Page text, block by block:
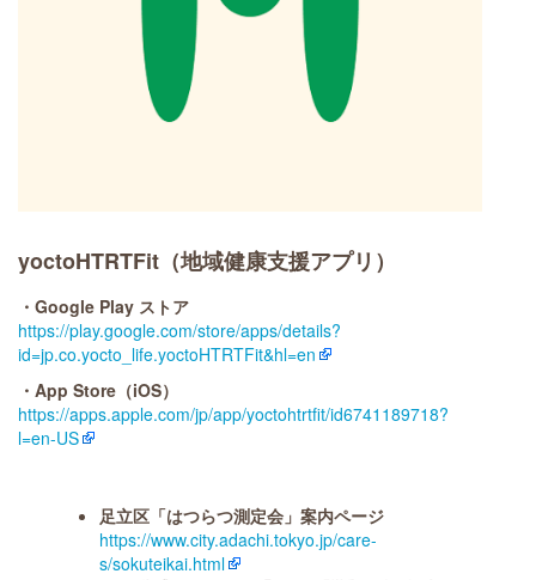
yoctoHTRTFit（地域健康支援アプリ）
・Google Play ストア
https://play.google.com/store/apps/details?
id=jp.co.yocto_life.yoctoHTRTFit&hl=en
・App Store（iOS）
https://apps.apple.com/jp/app/yoctohtrtfit/id6741189718?
l=en-US
足立区「はつらつ測定会」案内ページ
https://www.city.adachi.tokyo.jp/care-
s/sokuteikai.html